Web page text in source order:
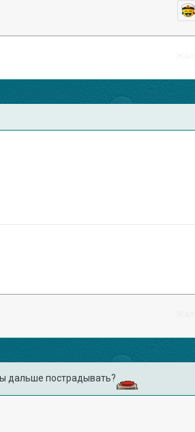
дальше пострадывать?